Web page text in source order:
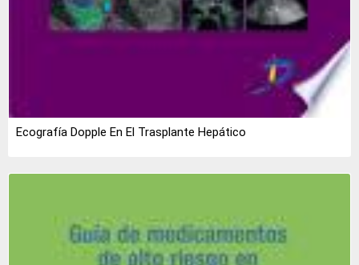
Ecografía Dopple En El Trasplante Hepático